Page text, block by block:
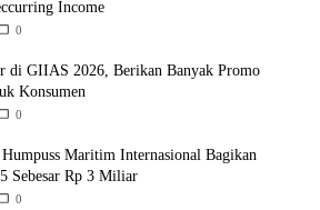
Income
0
di GIIAS 2026, Berikan Banyak Promo
Konsumen
0
Maritim Internasional Bagikan
Sebesar Rp 3 Miliar
0